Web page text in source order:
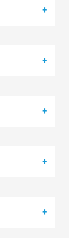
+
+
+
+
+